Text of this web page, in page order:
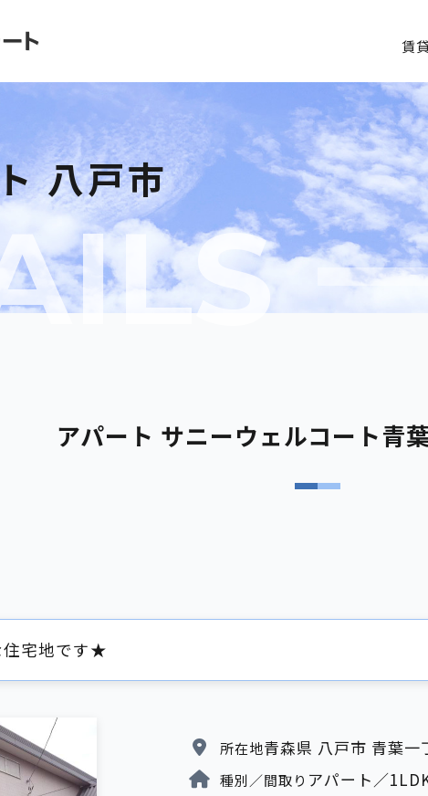
賃
ト 八戸市
アパート サニーウェルコート青
宅地です★
所在地青森県 八戸市 青葉一
種別／間取り アパート／